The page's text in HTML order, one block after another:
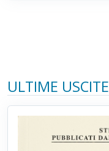
ULTIME USCITE